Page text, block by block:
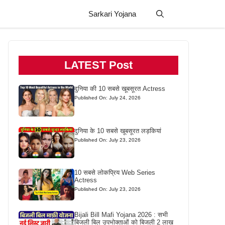
Sarkari Yojana
LATEST Post
दुनिया की 10 सबसे खूबसूरत Actress
Published On: July 24, 2026
दुनिया के 10 सबसे खूबसूरत लड़कियां
Published On: July 23, 2026
10 सबसे लोकप्रिय Web Series
Actress
Published On: July 23, 2026
Bijali Bill Mafi Yojana 2026 : सभी
बिजली बिल उपभोक्ताओं को बिजली 2 लाख